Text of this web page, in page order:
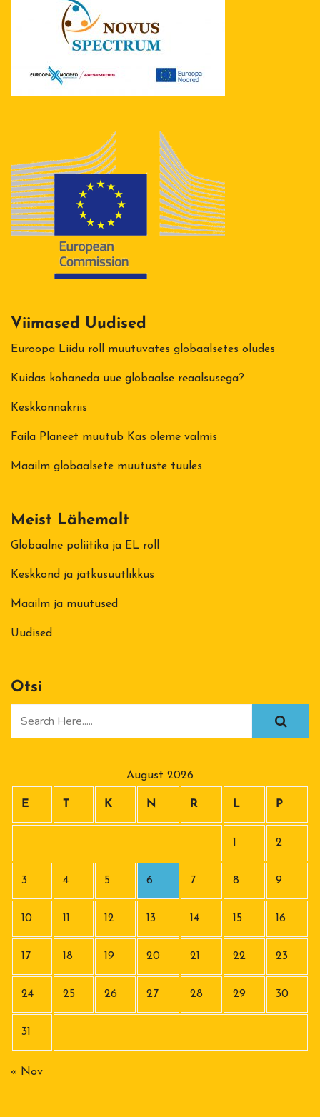
Viimased Uudised
Euroopa Liidu roll muutuvates globaalsetes oludes
Kuidas kohaneda uue globaalse reaalsusega?
Keskkonnakriis
Faila Planeet muutub Kas oleme valmis
Maailm globaalsete muutuste tuules
Meist Lähemalt
Globaalne poliitika ja EL roll
Keskkond ja jätkusuutlikkus
Maailm ja muutused
Uudised
Otsi
August 2026
E T K N R L P
1 2
3 4 5 6 7 8 9
10 11 12 13 14 15 16
17 18 19 20 21 22 23
24 25 26 27 28 29 30
31
« Nov